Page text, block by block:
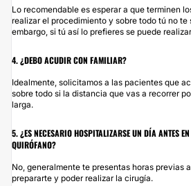
Lo recomendable es esperar a que terminen
realizar el procedimiento y sobre todo tú no te
embargo, si tú así lo prefieres se puede
4. ¿DEBO ACUDIR CON FAMILIAR?
Idealmente, solicitamos a las pacientes que
sobre todo si la distancia que vas a recorrer
larga.
5. ¿ES NECESARIO HOSPITALIZARSE UN DÍA ANTES
QUIRÓFANO?
No, generalmente te presentas horas previas
prepararte y poder realizar la cirugía.